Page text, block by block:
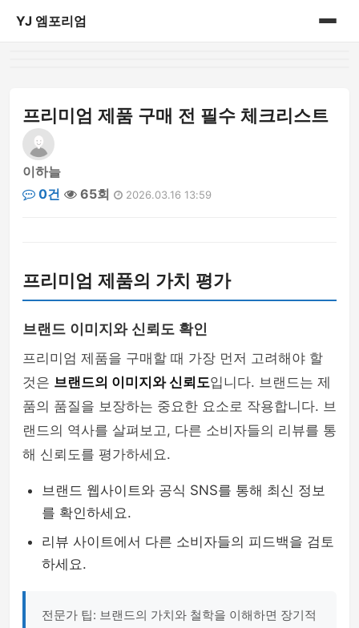
YJ 엠포리엄
프리미엄 제품 구매 전 필수 체크리스트
이하늘
0건
65회 2026.03.16 13:59
프리미엄 제품의 가치 평가
브랜드 이미지와 신뢰도 확인
프리미엄 제품을 구매할 때 가장 먼저 고려해야 할
것은 브랜드의 이미지와 신뢰도입니다. 브랜드는 제
품의 품질을 보장하는 중요한 요소로 작용합니다. 브
랜드의 역사를 살펴보고, 다른 소비자들의 리뷰를 통
해 신뢰도를 평가하세요.
브랜드 웹사이트와 공식 SNS를 통해 최신 정보
를 확인하세요.
리뷰 사이트에서 다른 소비자들의 피드백을 검토
하세요.
전문가 팁: 브랜드의 가치와 철학을 이해하면 장기적